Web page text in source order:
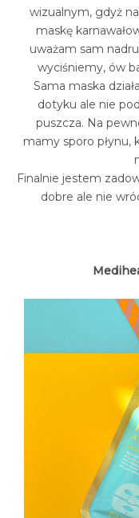
wizualnym, gdyż
maskę
uważam sam
wyciśniemy, ów
Sama maska
dotyku ale nie
puszcza. Na
mamy sporo
Finalnie jestem
dobre ale nie